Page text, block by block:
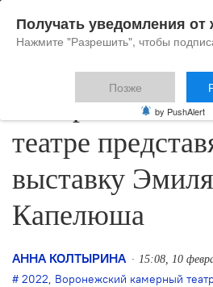
В Воронежском
театре
выставку Эмиля
Капелюша
АННА КОЛТЫРИНА 15:08, 10
2022, Воронежский камерный театр
Получать уведомления от
Нажмите "Разрешить", чтобы
Позже
by PushAlert